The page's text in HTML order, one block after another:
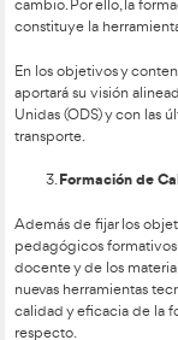
nuestras
En ellas
siglo XXI. Por ello
gracias a nuestro
consideramos
desarrollo de